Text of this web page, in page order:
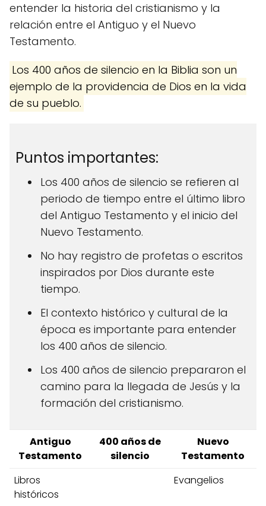
entender la historia del cristianismo y la
relación entre el Antiguo y el Nuevo
Testamento.
Los 400 años de silencio en la Biblia son un
ejemplo de la providencia de Dios en la vida
de su pueblo.
Puntos importantes:
Los 400 años de silencio se refieren al
periodo de tiempo entre el último libro
del Antiguo Testamento y el inicio del
Nuevo Testamento.
No hay registro de profetas o escritos
inspirados por Dios durante este
tiempo.
El contexto histórico y cultural de la
época es importante para entender
los 400 años de silencio.
Los 400 años de silencio prepararon el
camino para la llegada de Jesús y la
formación del cristianismo.
Antiguo
Testamento
400 años de
silencio
Nuevo
Testamento
Libros
históricos
Evangelios